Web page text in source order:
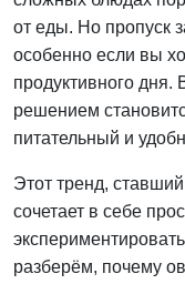
от еды. Но пропуск
особенно если вы
продуктивного дня.
решением
питательный и
Этот тренд,
сочетает в себе
разберём, почему